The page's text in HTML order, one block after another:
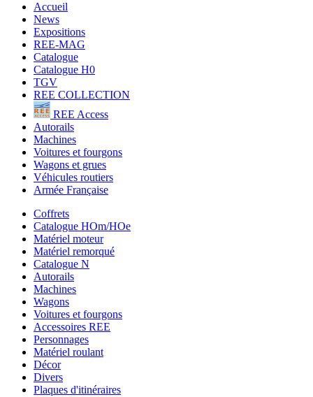
Accueil
News
Expositions
REE-MAG
Catalogue
Catalogue H0
TGV
REE COLLECTION
REE Access
Autorails
Machines
Voitures et fourgons
Wagons et grues
Véhicules routiers
Armée Française
Coffrets
Catalogue HOm/HOe
Matériel moteur
Matériel remorqué
Catalogue N
Autorails
Machines
Wagons
Voitures et fourgons
Accessoires REE
Personnages
Matériel roulant
Décor
Divers
Plaques d'itinéraires